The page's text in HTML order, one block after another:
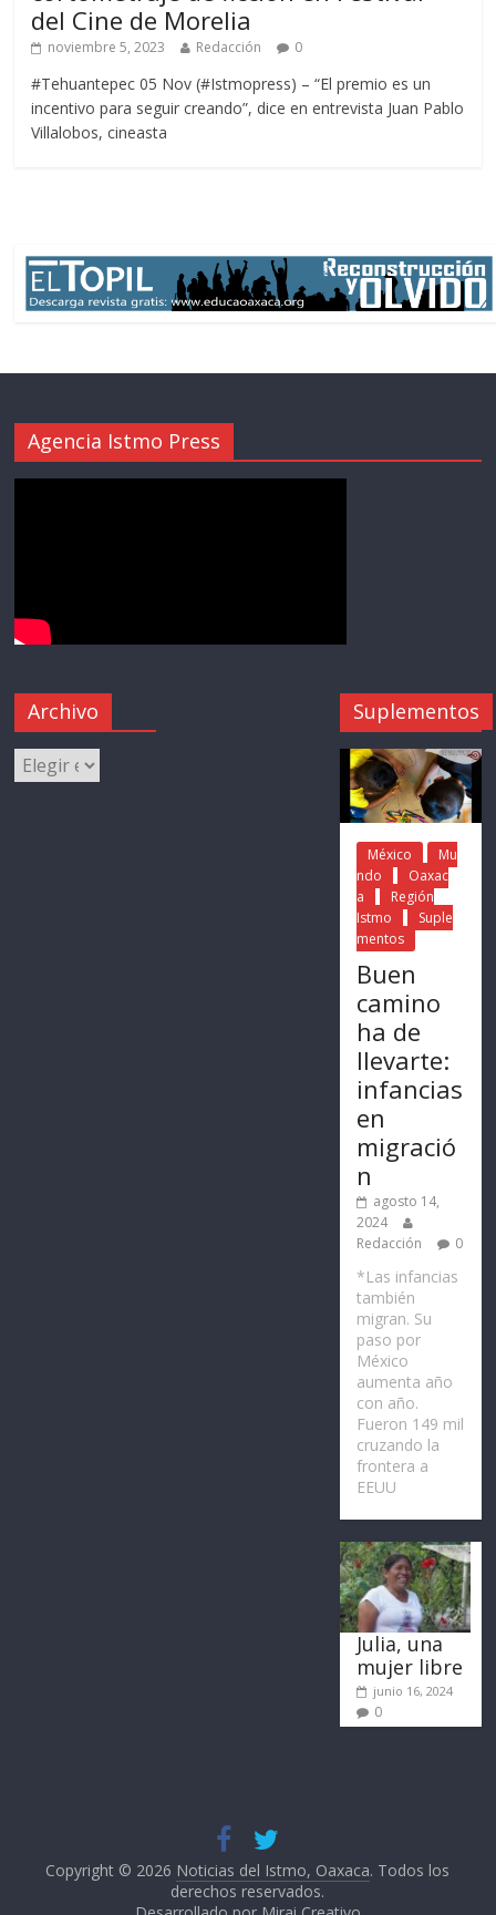
del Cine de Morelia
noviembre 5, 2023 Redacción 0
#Tehuantepec 05 Nov (#Istmopress) – “El premio es un
incentivo para seguir creando”, dice en entrevista Juan Pablo
Villalobos, cineasta
Agencia Istmo Press
Archivo Suplementos
México
Mu
ndo
Oaxac
a
Región
Istmo
Suple
mentos
Buen
camino
ha de
llevarte:
infancias
en
migració
n
agosto 14,
2024
Redacción
0
*Las infancias
también
migran. Su
paso por
México
aumenta año
con año.
Fueron 149 mil
cruzando la
frontera a
EEUU
Julia, una
mujer libre
junio 16, 2024
0
Copyright © 2026 Noticias del Istmo, Oaxaca. Todos los
derechos reservados.